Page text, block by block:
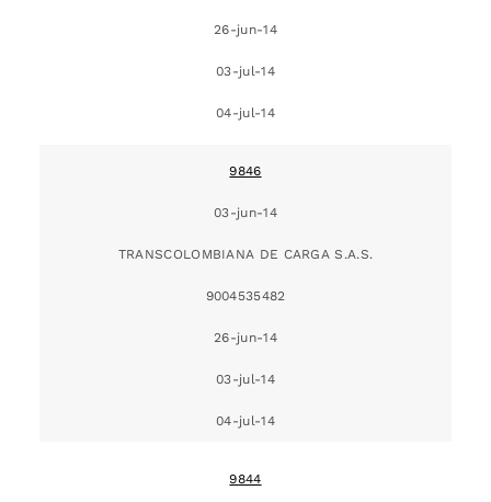
26-jun-14
03-jul-14
04-jul-14
9846
03-jun-14
TRANSCOLOMBIANA DE CARGA S.A.S.
9004535482
26-jun-14
03-jul-14
04-jul-14
9844